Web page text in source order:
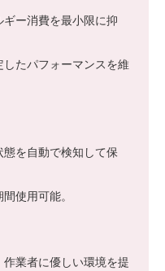
ー消費を最小限に抑
たパフォーマンスを維
を自動で検知して保
使用可能。
業者に優しい環境を提